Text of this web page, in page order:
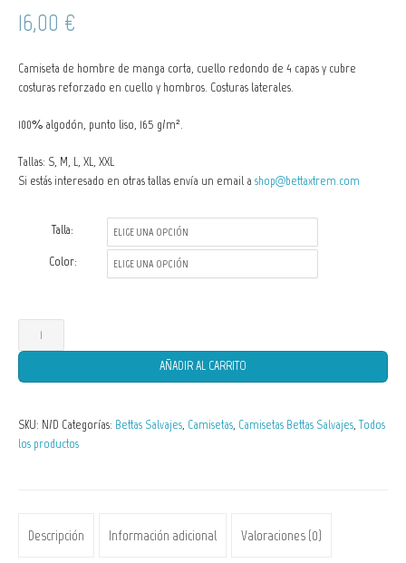
16,00 €
Camiseta de hombre de manga corta, cuello redondo de 4 capas y cubre
costuras reforzado en cuello y hombros. Costuras laterales.
100% algodón, punto liso, 165 g/m².
Tallas: S, M, L, XL, XXL
Si estás interesado en otras tallas envía un email a shop@bettaxtrem.com
Talla:
Color:
Camisetas
de
Hombre
patoti
var.
cantidad
AÑADIR AL CARRITO
SKU: N/D Categorías: Bettas Salvajes, Camisetas, Camisetas Bettas Salvajes,Todos
los productos
Descripción Información adicional Valoraciones (0)